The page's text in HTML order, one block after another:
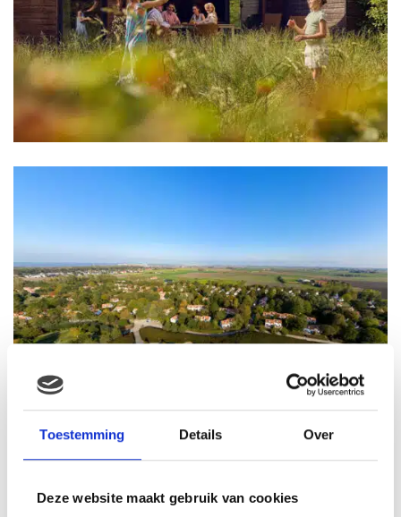
Toestemming Details Over
Deze website maakt gebruik van cookies